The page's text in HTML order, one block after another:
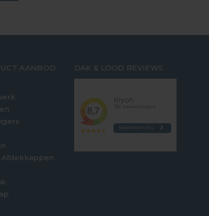
AANBOD
Afdekkappen
DAK & LOOD REVIEWS